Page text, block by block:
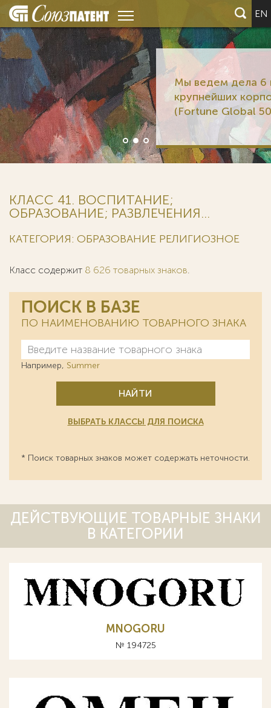
EN
Мы ведем дела 6 из 12
крупнейших корпораций мира
(Fortune Global 500)
КЛАСС 41. ВОСПИТАНИЕ;
ОБРАЗОВАНИЕ; РАЗВЛЕЧЕНИЯ...
КАТЕГОРИЯ: ОБРАЗОВАНИЕ РЕЛИГИОЗНОЕ
Класс содержит 8 626 товарных знаков.
ПОИСК В БАЗЕ
ПО НАИМЕНОВАНИЮ ТОВАРНОГО ЗНАКА
Например, Summer
НАЙТИ
ВЫБРАТЬ КЛАССЫ ДЛЯ ПОИСКА
* Поиск товарных знаков может содержать неточности.
ДЕЙСТВУЮЩИЕ ТОВАРНЫЕ ЗНАКИ
В КАТЕГОРИИ
MNOGORU
№ 194725